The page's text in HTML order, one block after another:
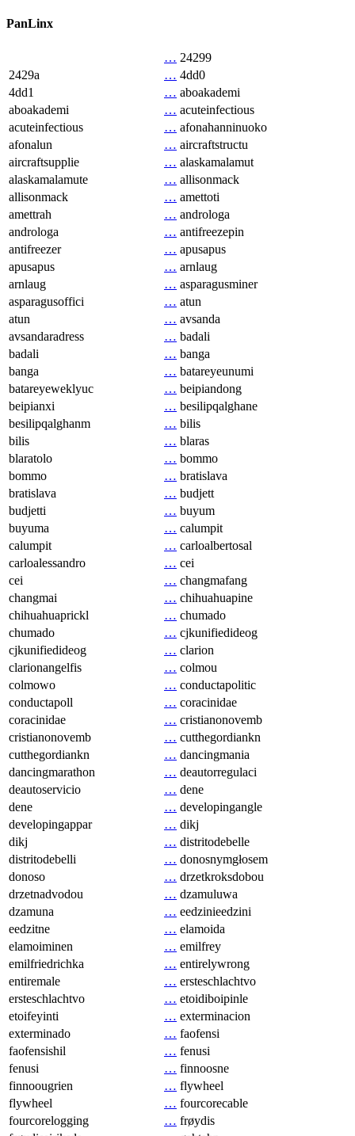
PanLinx
… 24299
2429a
… 4dd0
4dd1
… aboakademi
aboakademi
… acuteinfectious
acuteinfectious
… afonahanninuoko
afonalun
… aircraftstructu
aircraftsupplie
… alaskamalamut
alaskamalamute
… allisonmack
allisonmack
… amettoti
amettrah
… androloga
androloga
… antifreezepin
antifreezer
… apusapus
apusapus
… arnlaug
arnlaug
… asparagusminer
asparagusoffici
… atun
atun
… avsanda
avsandaradress
… badali
badali
… banga
banga
… batareyeunumi
batareyeweklyuc
… beipiandong
beipianxi
… besilipqalghane
besilipqalghanm
… bilis
bilis
… blaras
blaratolo
… bommo
bommo
… bratislava
bratislava
… budjett
budjetti
… buyum
buyuma
… calumpit
calumpit
… carloalbertosal
carloalessandro
… cei
cei
… changmafang
changmai
… chihuahuapine
chihuahuaprickl
… chumado
chumado
… cjkunifiedideog
cjkunifiedideog
… clarion
clarionangelfis
… colmou
colmowo
… conductapolitic
conductapoll
… coracinidae
coracinidae
… cristianonovemb
cristianonovemb
… cutthegordiankn
cutthegordiankn
… dancingmania
dancingmarathon
… deautorregulaci
deautoservicio
… dene
dene
… developingangle
developingappar
… dikj
dikj
… distritodebelle
distritodebelli
… donosnymgłosem
donoso
… drzetkroksdobou
drzetnadvodou
… dzamuluwa
dzamuna
… eedzinieedzini
eedzitne
… elamoida
elamoiminen
… emilfrey
emilfriedrichka
… entirelywrong
entiremale
… ersteschlachtvo
ersteschlachtvo
… etoidiboipinle
etoifeyinti
… exterminacion
exterminado
… faofensi
faofensishil
… fenusi
fenusi
… finnoosne
finnoougrien
… flywheel
flywheel
… fourcorecable
fourcorelogging
… frøydis